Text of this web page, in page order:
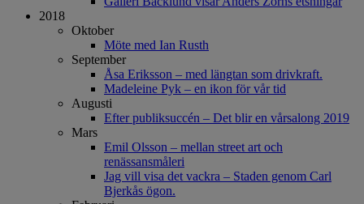
2018
Oktober
Möte med Ian Rusth
September
Åsa Eriksson – med längtan som drivkraft.
Madeleine Pyk – en ikon för vår tid
Augusti
Efter publiksuccén – Det blir en vårsalong 2019
Mars
Emil Olsson – mellan street art och
renässansmåleri
Jag vill visa det vackra – Staden genom Carl
Bjerkås ögon.